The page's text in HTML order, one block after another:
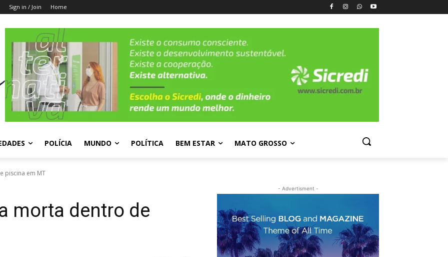
Sign in / Join Home
POLÍCIA MUNDO POLÍTICA BEM ESTAR MATO GROSSO
piscina em MT
morta dentro de
- Advertisment -